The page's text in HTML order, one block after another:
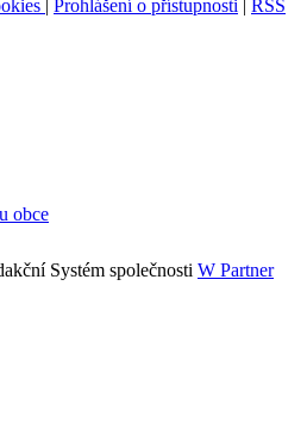
| Prohlášení o přístupnosti | RSS
Systém společnosti W Partner